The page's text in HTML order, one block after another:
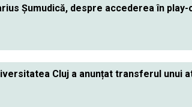
Șumudică, despre accederea în
Cluj a anunțat transferul unui